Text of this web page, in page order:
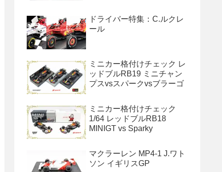
ドライバー特集：C.ルクレ
ール
ミニカー格付けチェック レ
ッドブルRB19 ミニチャン
プスvsスパークvsブラーゴ
ミニカー格付けチェック
1/64 レッドブルRB18
MINIGT vs Sparky
マクラーレン MP4-1 J.ワト
ソン イギリスGP